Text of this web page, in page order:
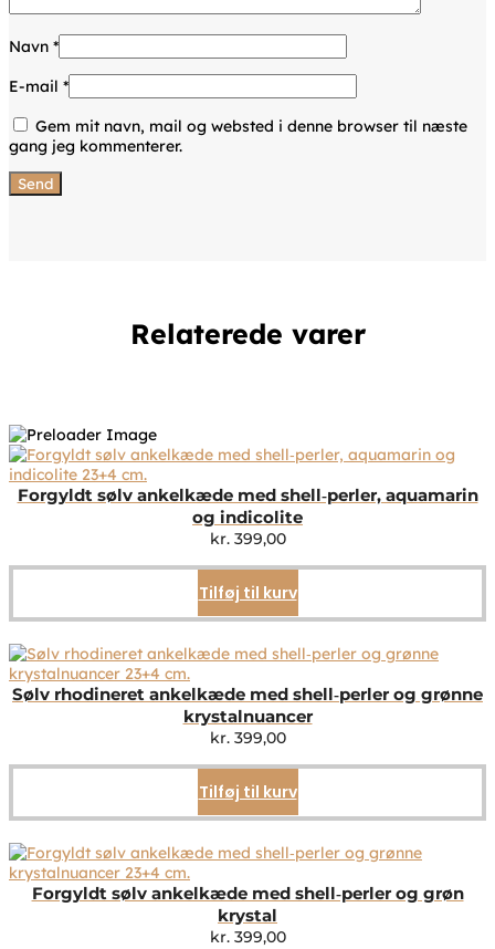
Navn *
E-mail *
Gem mit navn, mail og websted i denne browser til næste
gang jeg kommenterer.
Relaterede varer
Forgyldt sølv ankelkæde med shell‑perler, aquamarin
og indicolite
kr.399,00
Tilføj til kurv
Sølv rhodineret ankelkæde med shell‑perler og grønne
krystalnuancer
kr.399,00
Tilføj til kurv
Forgyldt sølv ankelkæde med shell‑perler og grøn
krystal
kr.399,00